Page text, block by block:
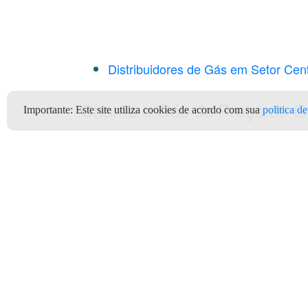
Distribuidores de Gás em Setor
Chama o Gás da Preço do
Importante: Este site utiliza cookies de acordo com suapolitica